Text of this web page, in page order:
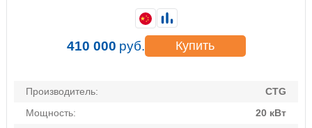
Производитель:
CTG
Мощность:
20 кВт
410 000 руб. Купить